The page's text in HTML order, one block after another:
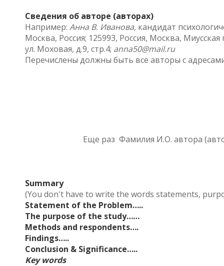
Сведения об авторе (авторах)
Например: Анна В. Иванова, кандидат
Москва, Россия; 125993, Россия, Москва,
ул. Моховая, д.9, стр.4; anna50@mail.ru
Перечислены должны быть все авторы с
Еще раз Фамилия И.О. автора
Summary
(You don't have to write the words statements,
Statement of the Problem…..
The purpose of the study……
Methods and respondents….
Findings…..
Conclusion & Significance…..
Key words